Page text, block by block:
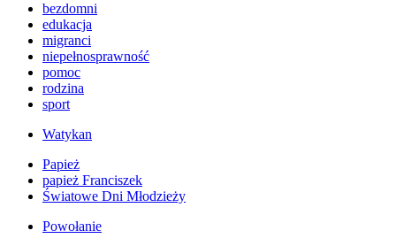
bezdomni
edukacja
migranci
niepełnosprawność
pomoc
rodzina
sport
Watykan
Papież
papież Franciszek
Światowe Dni Młodzieży
Powołanie